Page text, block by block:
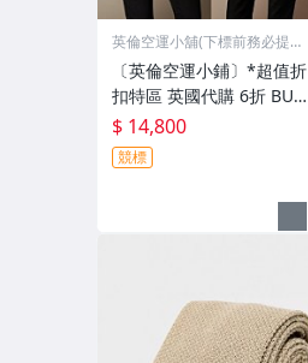
英倫空運小舖(下標前務必提
〔英倫空運小鋪〕*超值折
扣特區 英國代購 6折 BUR
BERRY 熱門款 菱格紋 外
套 夾克 (有檔期)
$ 14,800
競標